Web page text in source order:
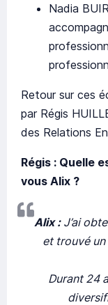
Nadia
Retour sur ces
par Régis
des Relations
Régis : Quelle
vous Alix ?
Alix :J’ai
et trouvé
Durant 24